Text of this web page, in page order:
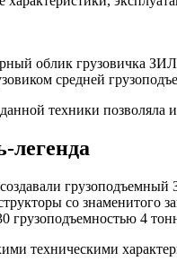
облик грузовичка
средней
техники позволяла
легенда
со
грузоподъемностью 4
техническими